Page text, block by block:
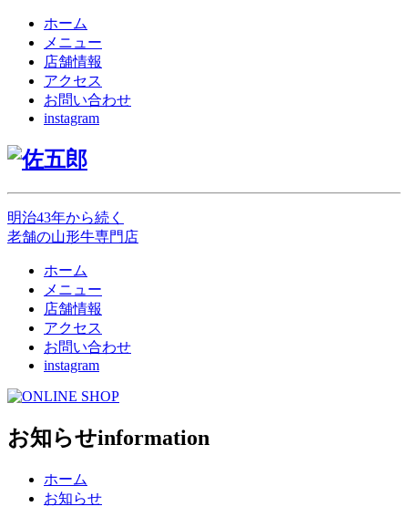
ホーム
メニュー
店舗情報
アクセス
お問い合わせ
instagram
明治43年から続く
老舗の山形牛専門店
ホーム
メニュー
店舗情報
アクセス
お問い合わせ
instagram
お知らせinformation
ホーム
お知らせ